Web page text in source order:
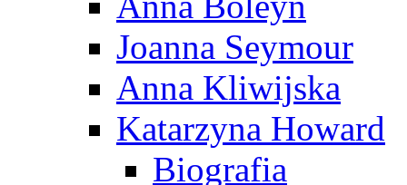
Joanna Seymour
Anna Kliwijska
Katarzyna Howard
Biografia